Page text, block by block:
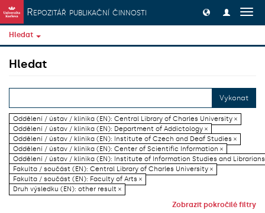
Přeskočit na obsah
Repozitář publikační činnosti
Hledat
Hledat
Vykonat
Oddělení / ústav / klinika (EN): Central Library of Charles University ×
Oddělení / ústav / klinika (EN): Department of Addictology ×
Oddělení / ústav / klinika (EN): Institute of Czech and Deaf Studies ×
Oddělení / ústav / klinika (EN): Center of Scientific Information ×
Oddělení / ústav / klinika (EN): Institute of Information Studies and
Fakulta / součást (EN): Central Library of Charles University ×
Fakulta / součást (EN): Faculty of Arts ×
Druh výsledku (EN): other result ×
Zobrazit pokročilé filtry